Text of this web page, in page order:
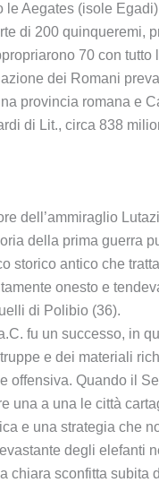
Aegates (isole
di 200
70 con
dei Romani
provincia romana e
di Lit., circa 838
dell’ammiraglio
della prima guerra
storico antico che
onesto e
di Polibio (36).
fu un successo, in
e dei materiali
offensiva. Quando il
una a una le città
e una strategia che
degli elefanti
chiara sconfitta